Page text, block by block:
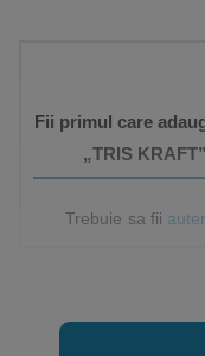
Fii primul care
„TRIS
Trebuie sa fii